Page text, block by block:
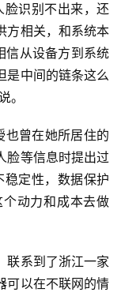
脸识别不出来，还
方相关，和系统本
信从设备方到系统
是中间的链条这么
。
也曾在她所居住的
脸等信息时提出过
稳定性，数据保护
动力和成本去做
联系到了浙江一家
可以在不联网的情